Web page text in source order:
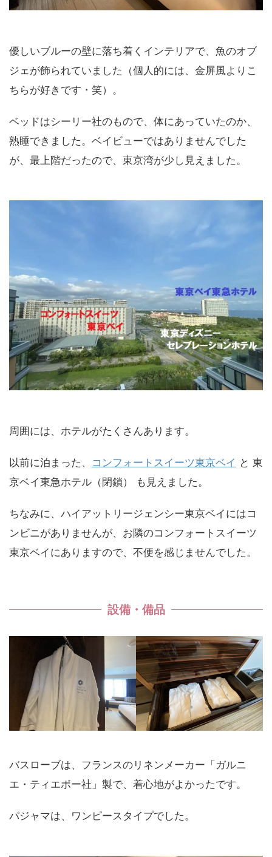
優しいブルーの壁に落ち着くインテリアで、魚のオブ
ジェが飾られていました（個人的には、金屏風よりこ
ちらが好きです・笑）。
ベッドはシーリー社のもので、体にあっていたのか、
熟睡できました。ベイビューではありませんでした
が、最上階だったので、東京湾が少し見えました。
周囲には、ホテルがたくさんあります。
以前に泊まった、 コンフォートスイーツ東京ベイ と 東
京ベイ東急ホテル（閉鎖） も見えました。
ちなみに、ハイアットリージェンシー東京ベイにはコ
ンビニがありませんが、お隣のコンフォートスイーツ
東京ベイにありますので、不便を感じませんでした。
設備・備品
バスローブは、フランスのリネンメーカー「ガルニ
エ・ティエボー社」製で、着心地がよかったです。
パジャマは、ワンピースタイプでした。